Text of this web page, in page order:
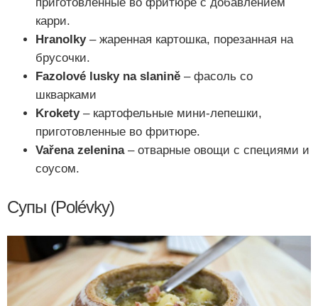
карри.
Hranolky– жаренная картошка, порезанная на
брусочки.
Fazolové lusky na slanině – фасоль со
шкварками
Krokety– картофельные мини-лепешки,
приготовленные во фритюре.
Vařena zelenina– отварные овощи с специями и
соусом.
Супы (Polévky)